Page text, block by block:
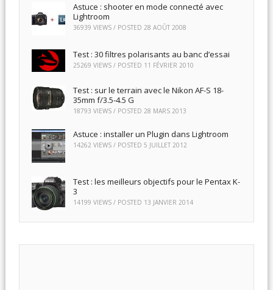
Astuce : shooter en mode connecté avec
Lightroom
36939 VIEWS / POSTED 28 AOÛT 2008
Test : 30 filtres polarisants au banc d’essai
25269 VIEWS / POSTED 11 FÉVRIER 2010
Test : sur le terrain avec le Nikon AF-S 18-
35mm f/3.5-4.5 G
18793 VIEWS / POSTED 28 MARS 2013
Astuce : installer un Plugin dans Lightroom
14262 VIEWS / POSTED 5 JUILLET 2012
Test : les meilleurs objectifs pour le Pentax K-
3
14199 VIEWS / POSTED 13 JANVIER 2014